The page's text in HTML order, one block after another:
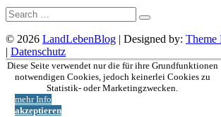
Suche:
© 2026 LandLebenBlog | Designed by: Theme
| Datenschutz
Nach
oben
Diese Seite verwendet nur die für ihre Grundfunktionen
notwendigen Cookies, jedoch keinerlei Cookies zu
Statistik- oder Marketingzwecken.
mehr Info
akzeptieren